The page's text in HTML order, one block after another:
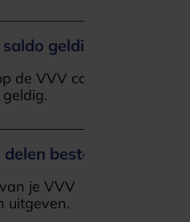
geldig?
de VVV cadeaukaart
besteden?
je VVV
uitgeven.